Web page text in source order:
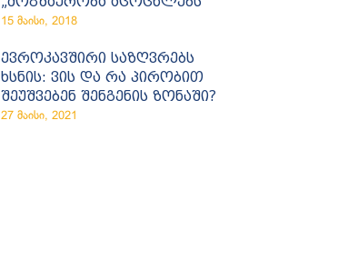
15 მაისი, 2018
ევროკავშირი საზღვრებს
ხსნის: ვის და რა პირობით
შეუშვებენ შენგენის ზონაში?
27 მაისი, 2021